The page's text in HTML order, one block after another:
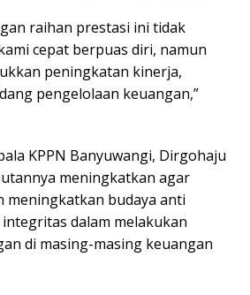
raihan prestasi ini tidak
cepat berpuas diri, namun
peningkatan kinerja,
pengelolaan keuangan,”
KPPN Banyuwangi, Dirgohaju
meningkatkan agar
meningkatkan budaya anti
dalam melakukan
di masing-masing keuangan